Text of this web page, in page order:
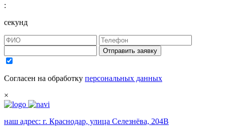
:
секунд
Отправить заявку
Согласен на обработку персональных данных
×
наш адрес: г. Краснодар, улица Селезнёва, 204В